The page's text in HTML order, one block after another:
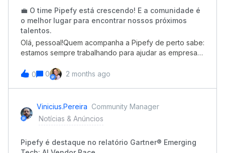
💼 O time Pipefy está crescendo! E a comunidade é
o melhor lugar para encontrar nossos próximos
talentos.
Olá, pessoal!Quem acompanha a Pipefy de perto sabe:
estamos sempre trabalhando para ajudar as empresas
caos, tecnologia de ponta e processos que realmente
funcionam.Você já pensou em como seria trabalhar
janela está aberta! Estamos com novas oportunidades
e nada melhor do que contar com pessoas que já
conhecem, usam e acreditam no nosso produto.
Manager &amp; Solution Consultant Customer Success:
0 0 2 months ago
Vinicius.pereira Community Manager
Notícias & Anúncios
Pipefy é destaque no relatório Gartner® Emerging